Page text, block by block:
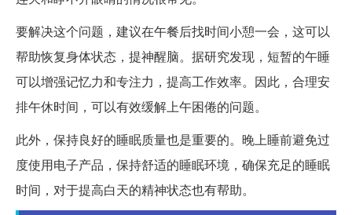
要解决这个问题，建议在午餐后找时间小憩一会，这可以
帮助恢复身体状态，提神醒脑。据研究发现，短暂的午睡
可以增强记忆力和专注力，提高工作效率。因此，合理安
排午休时间，可以有效缓解上午困倦的问题。
此外，保持良好的睡眠质量也是重要的。晚上睡前避免过
度使用电子产品，保持舒适的睡眠环境，确保充足的睡眠
时间，对于提高白天的精神状态也有帮助。